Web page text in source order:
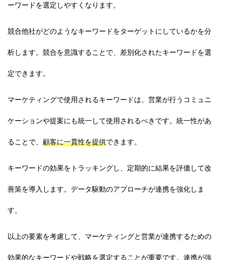
ーワードを選定しやすくなります。
競合他社がどのようなキーワードをターゲットにしているかを分
析します。競合を意識することで、差別化されたキーワードを選
定できます。
マーケティングで使用されるキーワードは、営業が行うコミュニ
ケーションや提案にも統一して使用されるべきです。統一性があ
ることで、 顧客に一貫性を提供できます。
キーワードの効果をトラッキングし、定期的に結果を評価して改
善策を導入します。データ駆動のアプローチが連携を強化しま
す。
以上の要素を考慮して、マーケティングと営業が連携するための
効果的なキーワードや戦略を選定することが重要です。連携が強